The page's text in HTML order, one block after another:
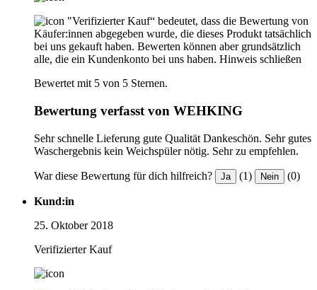
"Verifizierter Kauf“ bedeutet, dass die Bewertung von
Käufer:innen abgegeben wurde, die dieses Produkt tatsächlich
bei uns gekauft haben. Bewerten können aber grundsätzlich
alle, die ein Kundenkonto bei uns haben. Hinweis schließen
Bewertet mit 5 von 5 Sternen.
Bewertung verfasst von WEHKING
Sehr schnelle Lieferung gute Qualität Dankeschön. Sehr gutes
Waschergebnis kein Weichspüler nötig. Sehr zu empfehlen.
War diese Bewertung für dich hilfreich? Ja (1) Nein (0)
Kund:in
25. Oktober 2018
Verifizierter Kauf